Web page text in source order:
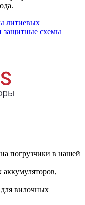
литиевых
защитные схемы
погрузчики в нашей
вилочных